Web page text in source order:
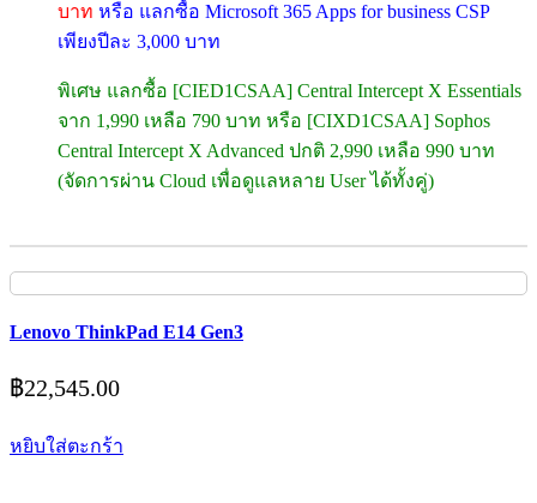
บาท หรือ แลกซื้อ Microsoft 365 Apps for business CSP
เพียงปีละ 3,000 บาท
พิเศษ แลกซื้อ [CIED1CSAA] Central Intercept X Essentials
จาก 1,990 เหลือ 790 บาท หรือ [CIXD1CSAA] Sophos
Central Intercept X Advanced ปกติ 2,990 เหลือ 990 บาท
(จัดการผ่าน Cloud เพื่อดูแลหลาย User ได้ทั้งคู่)
Lenovo ThinkPad E14 Gen3
฿22,545.00
หยิบใส่ตะกร้า